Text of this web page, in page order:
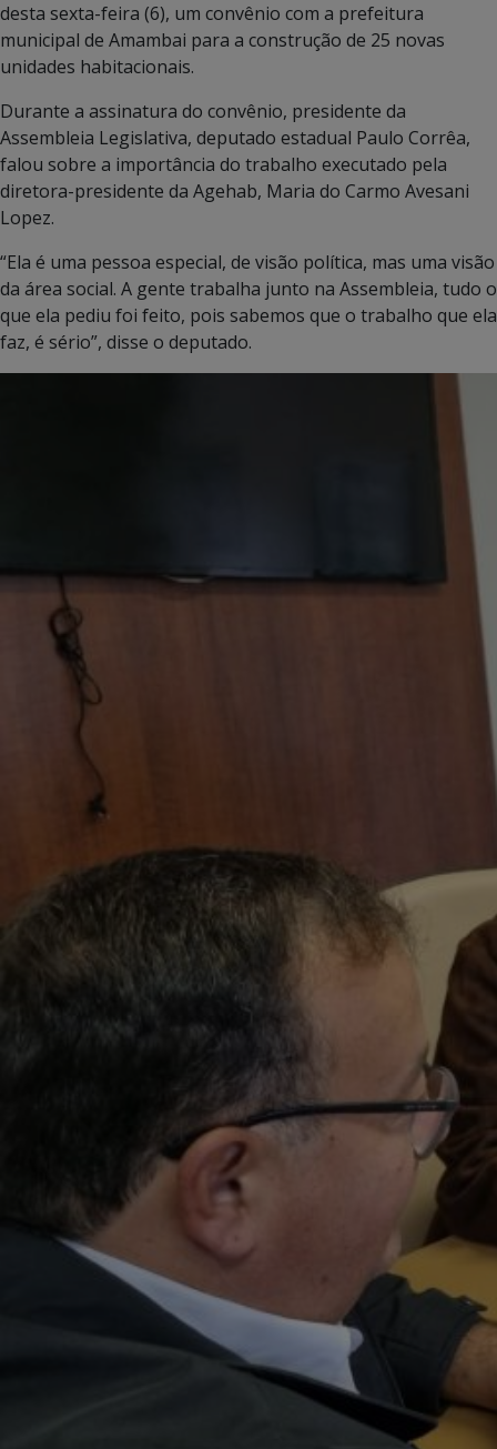
desta sexta-feira (6), um convênio com a prefeitura
municipal de Amambai para a construção de 25 novas
unidades habitacionais.
Durante a assinatura do convênio, presidente da
Assembleia Legislativa, deputado estadual Paulo Corrêa,
falou sobre a importância do trabalho executado pela
diretora-presidente da Agehab, Maria do Carmo Avesani
Lopez.
“Ela é uma pessoa especial, de visão política, mas uma visão
da área social. A gente trabalha junto na Assembleia, tudo o
que ela pediu foi feito, pois sabemos que o trabalho que ela
faz, é sério”, disse o deputado.